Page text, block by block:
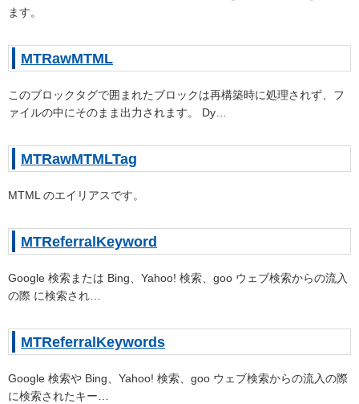
ます。
MTRawMTML
このブロックタグで囲まれたブロックは再構築時に処理されず、フ
ァイルの中にそのまま出力されます。 Dy…
MTRawMTMLTag
MTML のエイリアスです。
MTReferralKeyword
Google 検索または Bing、Yahoo! 検索、goo ウェブ検索からの流入
の際 に検索され…
MTReferralKeywords
Google 検索や Bing、Yahoo! 検索、goo ウェブ検索からの流入の際
に検索されたキー…